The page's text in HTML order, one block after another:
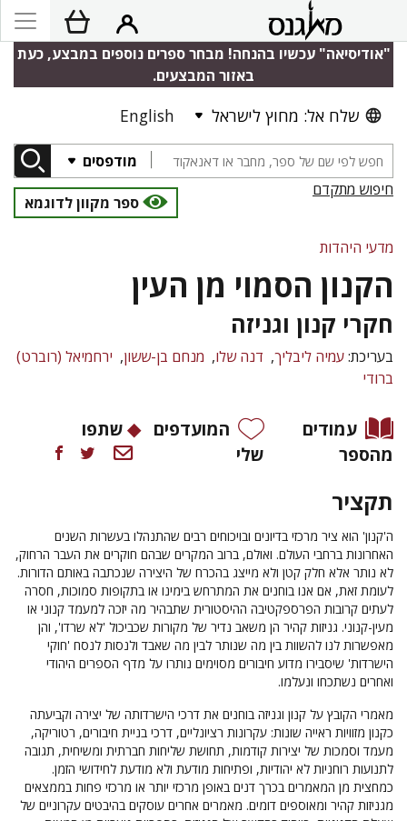
"אודיסיאה" עכשיו בהנחה! מבחר ספרים נוספים במבצע, כעת
באזור המבצעים.
שלח אל: מחוץ לישראל English
מודפסים
חיפוש מתקדם
ספר מקוון לדוגמא
מדעי היהדות
הקנון הסמוי מן העין
חקרי קנון וגניזה
בעריכת:עמיה ליבליך דנה שלו מנחם בן-ששון
ירחמיאל (רוברט)
ברודי
עמודים
מהספר
המועדפים
שלי
שתפו
תקציר
ה'קנון' הוא ציר מרכזי בדיונים ובויכוחים רבים שהתנהלו בעשרות השנים
האחרונות ברחבי העולם. ואולם, ברוב המקרים שבהם חוקרים את העבר הרחוק,
לא נותר אלא חלק קטן ולא מייצג בהכרח של היצירה שנכתבה באותם הדורות.
לעומת זאת, אם אנו בוחנים את המתרחש בימינו או בתקופות סמוכות, חסרה
לעתים קרובות הפרספקטיבה ההיסטורית שתבהיר מה יזכה למעמד קנוני או
מעין-קנוני. גניזות קהיר הן משאב נדיר של מקורות שכביכול 'לא שרדו', והן
מאפשרות לנו להשוות בין מה שנותר לבין מה שאבד ולנסות לנסח 'חוקי
הישרדות' שיסבירו מדוע חיבורים מסוימים נותרו על מדף הספרים היהודי
ואחרים נשתכחו ונעלמו.
מאמרי הקובץ על קנון וגניזה בוחנים את דרכי הישרדותה של יצירה וקביעתה
כקנון מזוויות ראייה שונות: עקרונות רציונליים, דרכי בניית חיבורים, רטוריקה,
מעמד וסמכות של יצירות קודמות, תחושת שליחות חברתית ומשיחית, תגובה
לתנועות רוחניות לא יהודיות, ופתיחות מודעת ולא מודעת לחידושי הזמן.
כמחצית מן המאמרים בכרך דנים באופן מרכזי יותר או מרכזי פחות בממצאים
מגניזות קהיר ומאוספים דומים. מאמרים אחרים עוסקים בהיבטים עקרוניים של